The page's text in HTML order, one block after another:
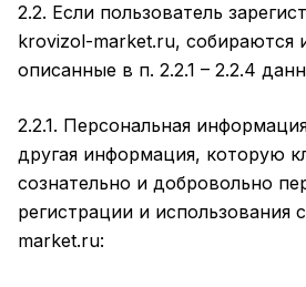
2.2. Если пользователь
krovizol-market.ru, собираются
описанные в п. 2.2.1 – 2.2.4
2.2.1. Персональная
другая информация, которую
сознательно и добровольно
регистрации и использования
market.ru: